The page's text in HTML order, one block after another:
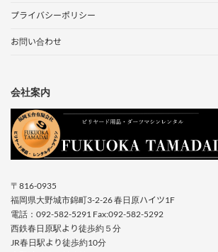
プライバシーポリシー
お問い合わせ
会社案内
〒816-0935
福岡県大野城市錦町3-2-26 春日原ハイツ1F
電話：092-582-5291 Fax:092-582-5292
西鉄春日原駅より徒歩約５分
JR春日駅より徒歩約10分